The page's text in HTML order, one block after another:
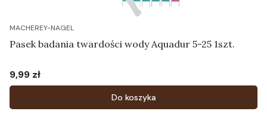
MACHEREY-NAGEL
Pasek badania twardości wody Aquadur 5-25 1szt.
Cena
9,99 zł
Do koszyka